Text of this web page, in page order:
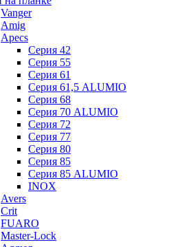
Vanger
Amig
Apecs
Серия 42
Серия 55
Серия 61
Серия 61,5 ALUMIO
Серия 68
Серия 70 ALUMIO
Серия 72
Серия 77
Серия 80
Серия 85
Серия 85 ALUMIO
INOX
Avers
Crit
FUARO
Master-Lock